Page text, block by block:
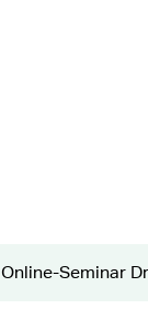
Online-Seminar